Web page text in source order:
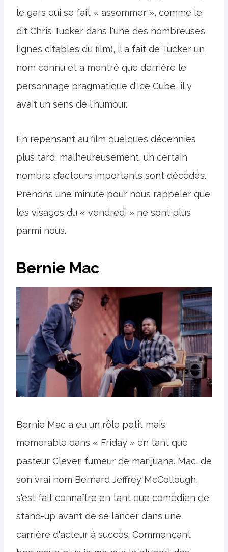
le gars qui se fait « assommer », comme le
dit Chris Tucker dans l'une des nombreuses
lignes citables du film), il a fait de Tucker un
nom connu et a montré que derrière le
personnage pragmatique d'Ice Cube, il y
avait un sens de l'humour.
En repensant au film quelques décennies
plus tard, malheureusement, un certain
nombre d’acteurs importants sont décédés.
Prenons une minute pour nous rappeler que
les visages du « vendredi » ne sont plus
parmi nous.
Bernie Mac
Bernie Mac a eu un rôle petit mais
mémorable dans « Friday » en tant que
pasteur Clever, fumeur de marijuana. Mac, de
son vrai nom Bernard Jeffrey McCollough,
s'est fait connaître en tant que comédien de
stand-up avant de se lancer dans une
carrière d'acteur à succès. Commençant